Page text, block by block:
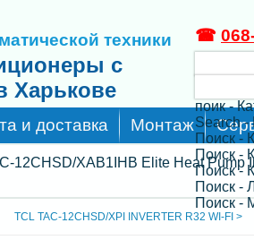
техники
с
Харькове
поик -
Search -
Поиск -
Поиск -
Поиск -
Поиск -
Поиск -
☎
и доставка Монтаж
12CHSD/XAB1IHB Elite Heat Pump
TCL TAC-12CHSD/XPI INVERTER R32 WI-FI >